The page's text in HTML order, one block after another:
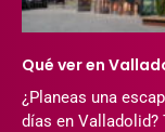
Qué ver en
¿Planeas una
días en Valladolid?